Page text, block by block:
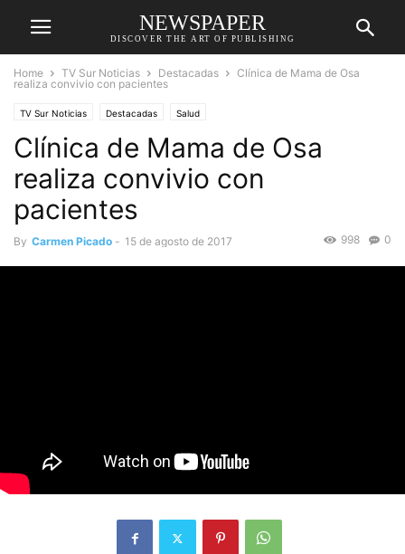
NEWSPAPER
DISCOVER THE ART OF PUBLISHING
Home TV Sur Noticias Destacadas
Clínica de Mama de Osa
realiza convivio con pacientes
TV Sur Noticias Destacadas Salud
Clínica de Mama de Osa
realiza convivio con
pacientes
By Carmen Picado - 15 de agosto de 2017 0
998